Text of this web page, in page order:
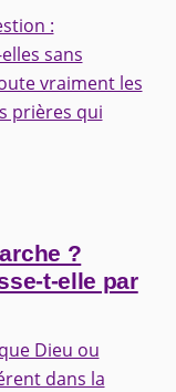
:
sans
vraiment les
prières qui
?
t-elle par
Dieu ou
dans la